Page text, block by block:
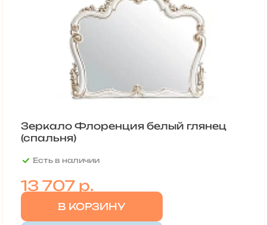
Зеркало Флоренция белый глянец
(спальня)
Есть в наличии
13 707р.
В КОРЗИНУ